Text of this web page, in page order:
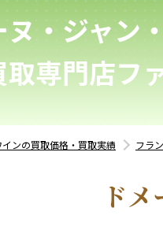
・ジャン
取専門店フ
インの買取価格・買取実績 フラ
ド